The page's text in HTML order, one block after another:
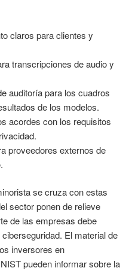
claros para clientes y
transcripciones de audio y
auditoría para los cuadros
de los modelos.
acordes con los requisitos
proveedores externos de
se cruza con estas
sector ponen de relieve
de las empresas debe
El material de
inversores en
pueden informar sobre la